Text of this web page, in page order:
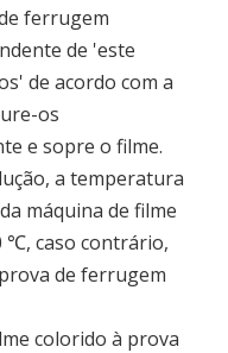
ferrugem
de 'este
de acordo com a
os
e sopre o filme.
a temperatura
máquina de filme
℃, caso contrário,
de ferrugem
colorido à prova